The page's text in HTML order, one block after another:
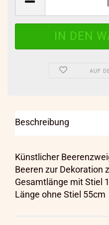
AUF
Beschreibung
Künstlicher
Beeren zur Dekoration
Gesamtlänge mit Stiel
Länge ohne Stiel 55cm